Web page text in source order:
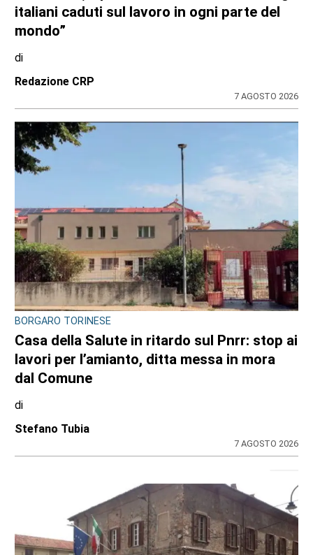
italiani caduti sul lavoro in ogni parte del
mondo”
di
Redazione CRP
7 AGOSTO 2026
BORGARO TORINESE
Casa della Salute in ritardo sul Pnrr: stop ai
lavori per l’amianto, ditta messa in mora
dal Comune
di
Stefano Tubia
7 AGOSTO 2026